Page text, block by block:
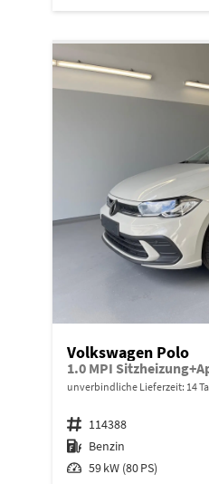
Volkswagen Polo
unverbindliche Lieferzeit: 14
Fahrzeugnr. 114388
Kraftstoff Benzin
Leistung 59 kW (80 PS)